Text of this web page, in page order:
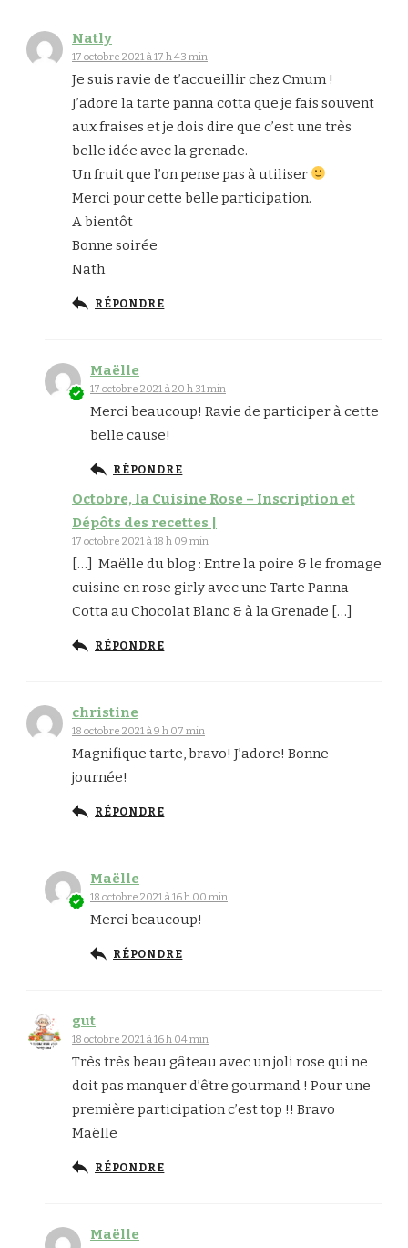
Natly
17 octobre 2021 à 17 h 43 min
Je suis ravie de t’accueillir chez Cmum !
J’adore la tarte panna cotta que je fais souvent
aux fraises et je dois dire que c’est une très
belle idée avec la grenade.
Un fruit que l’on pense pas à utiliser
Merci pour cette belle participation.
A bientôt
Bonne soirée
Nath
RÉPONDRE
Maëlle
17 octobre 2021 à 20 h 31 min
Merci beaucoup! Ravie de participer à cette
belle cause!
RÉPONDRE
Octobre, la Cuisine Rose – Inscription et
Dépôts des recettes |
17 octobre 2021 à 18 h 09 min
[…] Maëlle du blog : Entre la poire & le fromage
cuisine en rose girly avec une Tarte Panna
Cotta au Chocolat Blanc & à la Grenade […]
RÉPONDRE
christine
18 octobre 2021 à 9 h 07 min
Magnifique tarte, bravo! J’adore! Bonne
journée!
RÉPONDRE
Maëlle
18 octobre 2021 à 16 h 00 min
Merci beaucoup!
RÉPONDRE
gut
18 octobre 2021 à 16 h 04 min
Très très beau gâteau avec un joli rose qui ne
doit pas manquer d’être gourmand ! Pour une
première participation c’est top !! Bravo
Maëlle
RÉPONDRE
Maëlle